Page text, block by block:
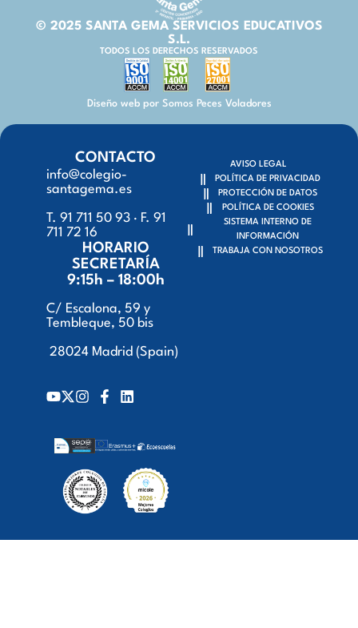
© 2025 SANTA GEMA SERVICIOS EDUCATIVOS
S.L.
TODOS LOS DERECHOS RESERVADOS
Diseño web por Somos Peces Voladores
CONTACTO
info@colegio-
santagema.es
T. 91 711 50 93 · F. 91
711 72 16
HORARIO
SECRETARÍA
9:15h – 18:00h
C/ Escalona, 59 y
Tembleque, 50 bis
28024 Madrid (Spain)
AVISO LEGAL
POLÍTICA DE PRIVACIDAD
PROTECCIÓN DE DATOS
POLÍTICA DE COOKIES
SISTEMA INTERNO DE
INFORMACIÓN
TRABAJA CON NOSOTROS